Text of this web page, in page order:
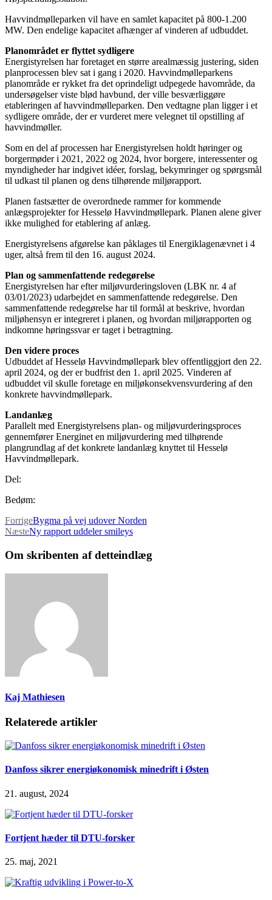
Havvindmølleparken vil have en samlet kapacitet på 800-1.200
MW. Den endelige kapacitet afhænger af vinderen af udbuddet.
Planområdet er flyttet sydligere
Energistyrelsen har foretaget en større arealmæssig justering, siden
planprocessen blev sat i gang i 2020. Havvindmølleparkens
planområde er rykket fra det oprindeligt udpegede havområde, da
undersøgelser viste blød havbund, der ville besværliggøre
etableringen af havvindmølleparken. Den vedtagne plan ligger i et
sydligere område, der er vurderet mere velegnet til opstilling af
havvindmøller.
Som en del af processen har Energistyrelsen holdt høringer og
borgermøder i 2021, 2022 og 2024, hvor borgere, interessenter og
myndigheder har indgivet idéer, forslag, bekymringer og spørgsmål
til udkast til planen og dens tilhørende miljørapport.
Planen fastsætter de overordnede rammer for kommende
anlægsprojekter for Hesselø Havvindmøllepark. Planen alene giver
ikke mulighed for etablering af anlæg.
Energistyrelsens afgørelse kan påklages til Energiklagenævnet i 4
uger, altså frem til den 16. august 2024.
Plan og sammenfattende redegørelse
Energistyrelsen har efter miljøvurderingsloven (LBK nr. 4 af
03/01/2023) udarbejdet en sammenfattende redegørelse. Den
sammenfattende redegørelse har til formål at beskrive, hvordan
miljøhensyn er integreret i planen, og hvordan miljørapporten og
indkomne høringssvar er taget i betragtning.
Den videre proces
Udbuddet af Hesselø Havvindmøllepark blev offentliggjort den 22.
april 2024, og der er budfrist den 1. april 2025. Vinderen af
udbuddet vil skulle foretage en miljøkonsekvensvurdering af den
konkrete havvindmøllepark.
Landanlæg
Parallelt med Energistyrelsens plan- og miljøvurderingsproces
gennemfører Energinet en miljøvurdering med tilhørende
plangrundlag af det konkrete landanlæg knyttet til Hesselø
Havvindmøllepark.
Del:
Bedøm:
ForrigeBygma på vej udover Norden
NæsteNy rapport uddeler smileys
Om skribenten af detteindlæg
Kaj Mathiesen
Relaterede artikler
Danfoss sikrer energiøkonomisk minedrift i Østen
21. august, 2024
Fortjent hæder til DTU-forsker
25. maj, 2021